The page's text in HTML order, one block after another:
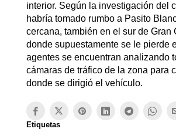
interior. Según la investigación del
habría tomado rumbo a Pasito
cercana, también en el sur de Gran
donde supuestamente se le pierde
agentes se encuentran analizando
cámaras de tráfico de la zona para
donde se dirigió el vehículo.
Etiquetas